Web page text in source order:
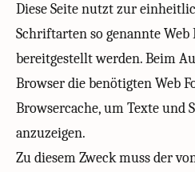
Diese Seite nutzt zur
Schriftarten so genannte Web
bereitgestellt werden. Beim
Browser die benötigten Web
Browsercache, um Texte
anzuzeigen.
Zu diesem Zweck muss der